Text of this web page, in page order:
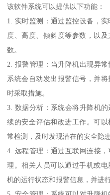
该软件系统可以提供以下功能：
1. 实时监测：通过监控设备，
度、高度、倾斜度等参数，以
数。
2. 报警管理：当升降机出现异
系统会自动发出报警信号，并
时采取措施。
3. 数据分析：系统会将升降机
续的安全评估和改进工作。可
常检测，及时发现潜在的安全隐患
4. 远程管理：通过互联网连接
理。相关人员可以通过手机或
机的运行状态和报警信息，并进